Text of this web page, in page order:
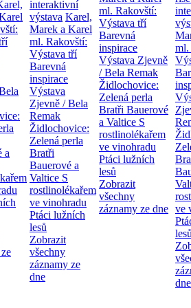
a
interaktivní
výstava Karel,
Marek a Karel
ml. Rakovští:
Výstava tří
Barevná
inspirace
Výstava
Zjevně / Bela
Remak
Židlochovice:
Zelená perla
Bratři
Bauerové a
Valtice S
rostlinolékařem
ve vinohradu
Ptáci lužních
lesů
Zobrazit
všechny
záznamy ze
dne
ml. Rakovští:
Výstava tří
Barevná
inspirace
Výstava Zjevně
/ Bela Remak
Židlochovice:
Zelená perla
Bratři Bauerové
a Valtice S
rostlinolékařem
ve vinohradu
Ptáci lužních
lesů
Zobrazit
všechny
záznamy ze dne
ml.
ve
dne